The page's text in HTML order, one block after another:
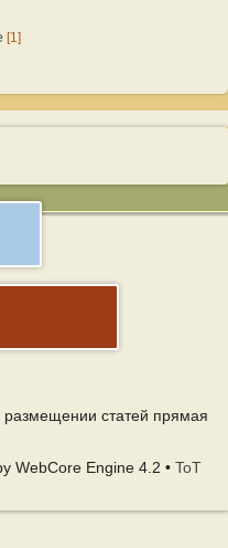
[1]
статей прямая
WebCore Engine 4.2 • ToT